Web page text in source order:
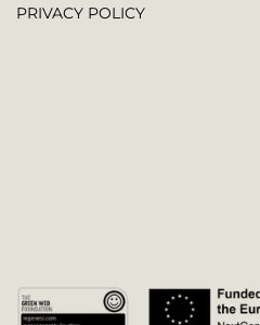
PRIVACY POLICY